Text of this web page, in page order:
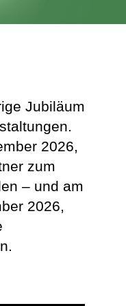
Jubiläum
2026,
zum
– und am
2026,